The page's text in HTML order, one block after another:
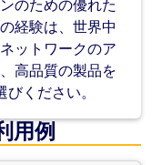
のための優れた
経験は、世界中
ットワークのア
高品質の製品を
ください。
用例